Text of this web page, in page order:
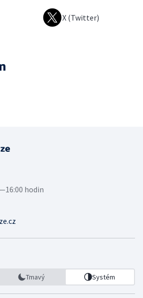
X (Twitter)
hodin
Tmavý Systém